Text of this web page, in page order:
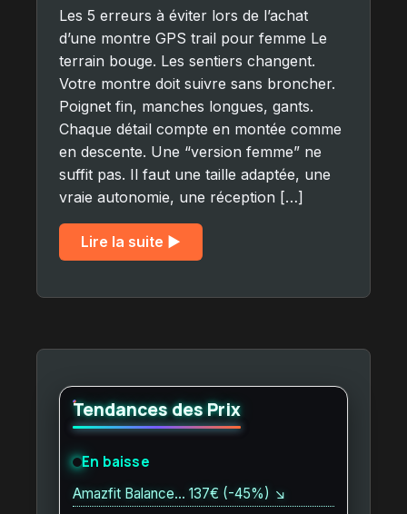
Les 5 erreurs à éviter lors de l’achat
d’une montre GPS trail pour femme Le
terrain bouge. Les sentiers changent.
Votre montre doit suivre sans broncher.
Poignet fin, manches longues, gants.
Chaque détail compte en montée comme
en descente. Une “version femme” ne
suffit pas. Il faut une taille adaptée, une
vraie autonomie, une réception […]
Lire la suite ▶︎
Tendances des Prix
En baisse
Amazfit Balance… 137€ (-45%) ↘